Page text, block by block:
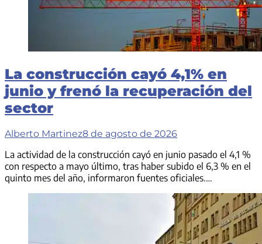
La construcción cayó 4,1% en
junio y frenó la recuperación del
sector
Alberto Martinez8 de agosto de 2026
La actividad de la construcción cayó en junio pasado el 4,1 %
con respecto a mayo último, tras haber subido el 6,3 % en el
quinto mes del año, informaron fuentes oficiales.…